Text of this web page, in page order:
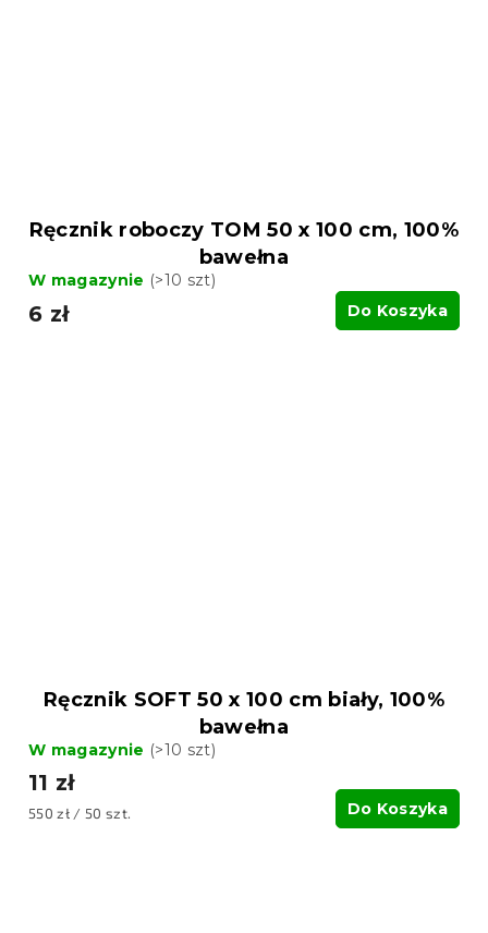
Ręcznik roboczy TOM 50 x 100 cm, 100%
bawełna
W magazynie (>10 szt)
6 zł Do Koszyka
Ręcznik SOFT 50 x 100 cm biały, 100%
bawełna
W magazynie (>10 szt)
11 zł
Cena
550 zł / 50 szt. Do Koszyka